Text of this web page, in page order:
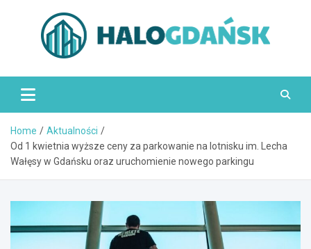
HaloGdańsk.pl
Home
Aktualności
Od 1 kwietnia wyższe ceny za parkowanie na lotnisku im. Lecha
Wałęsy w Gdańsku oraz uruchomienie nowego parkingu